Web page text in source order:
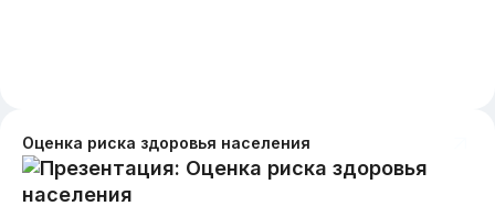
Оценка риска здоровья населения